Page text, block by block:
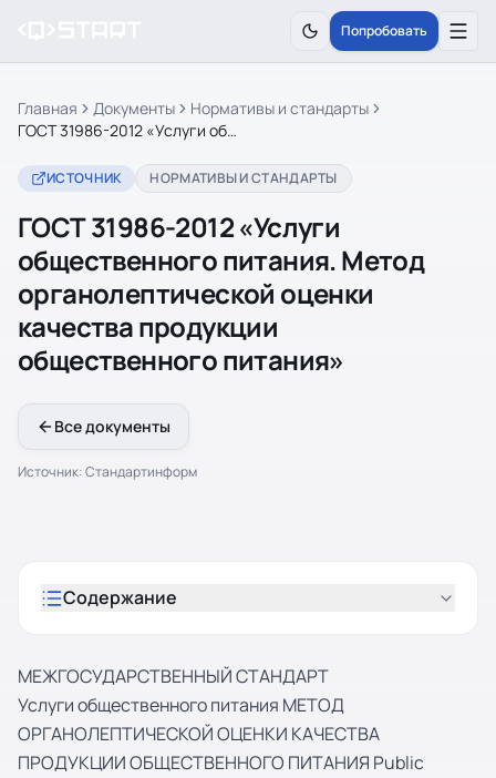
Попробовать
Главная Документы
Нормативы и стандарты
ГОСТ 31986-2012 «Услуги общественного питания. Метод органолептической оценки качества продукции общественного питания»
ИСТОЧНИК НОРМАТИВЫ И СТАНДАРТЫ
ГОСТ 31986-2012 «Услуги
общественного питания. Метод
органолептической оценки
качества продукции
общественного питания»
Все документы
Источник:Стандартинформ
Содержание
МЕЖГОСУДАРСТВЕННЫЙ СТАНДАРТ
Услуги общественного питания МЕТОД
ОРГАНОЛЕПТИЧЕСКОЙ ОЦЕНКИ КАЧЕСТВА
ПРОДУКЦИИ ОБЩЕСТВЕННОГО ПИТАНИЯ Public